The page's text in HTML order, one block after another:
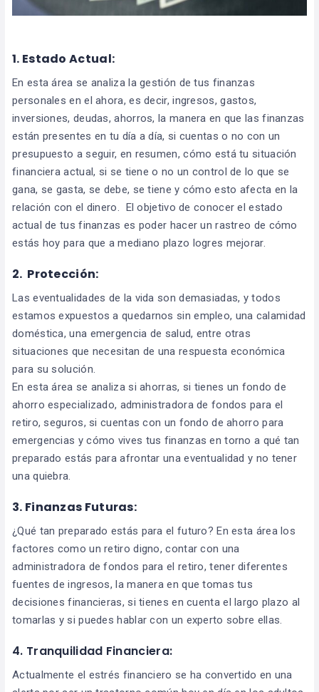
1. Estado Actual:
En esta área se analiza la gestión de tus finanzas
personales en el ahora, es decir, ingresos, gastos,
inversiones, deudas, ahorros, la manera en que las finanzas
están presentes en tu día a día, si cuentas o no con un
presupuesto a seguir, en resumen, cómo está tu situación
financiera actual, si se tiene o no un control de lo que se
gana, se gasta, se debe, se tiene y cómo esto afecta en la
relación con el dinero. El objetivo de conocer el estado
actual de tus finanzas es poder hacer un rastreo de cómo
estás hoy para que a mediano plazo logres mejorar.
2. Protección:
Las eventualidades de la vida son demasiadas, y todos
estamos expuestos a quedarnos sin empleo, una calamidad
doméstica, una emergencia de salud, entre otras
situaciones que necesitan de una respuesta económica
para su solución.
En esta área se analiza si ahorras, si tienes un fondo de
ahorro especializado, administradora de fondos para el
retiro, seguros, si cuentas con un fondo de ahorro para
emergencias y cómo vives tus finanzas en torno a qué tan
preparado estás para afrontar una eventualidad y no tener
una quiebra.
3. Finanzas Futuras:
¿Qué tan preparado estás para el futuro? En esta área los
factores como un retiro digno, contar con una
administradora de fondos para el retiro, tener diferentes
fuentes de ingresos, la manera en que tomas tus
decisiones financieras, si tienes en cuenta el largo plazo al
tomarlas y si puedes hablar con un experto sobre ellas.
4. Tranquilidad Financiera:
Actualmente el estrés financiero se ha convertido en una